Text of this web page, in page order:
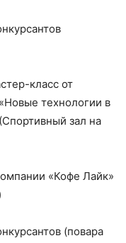
класс от
технологии в
зал на
«Кофе Лайк»
(повара